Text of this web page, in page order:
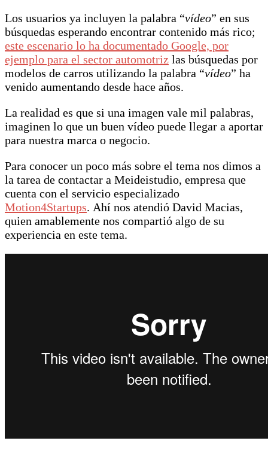
Los usuarios ya incluyen la palabra “vídeo” en sus
búsquedas esperando encontrar contenido más rico;
este escenario lo ha documentado Google, por
ejemplo para el sector automotriz las búsquedas por
modelos de carros utilizando la palabra “vídeo” ha
venido aumentando desde hace años.
La realidad es que si una imagen vale mil palabras,
imaginen lo que un buen vídeo puede llegar a aportar
para nuestra marca o negocio.
Para conocer un poco más sobre el tema nos dimos a
la tarea de contactar a Meideistudio, empresa que
cuenta con el servicio especializado
Motion4Startups. Ahí nos atendió David Macias,
quien amablemente nos compartió algo de su
experiencia en este tema.